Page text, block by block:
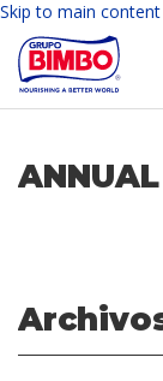
Skip to main content